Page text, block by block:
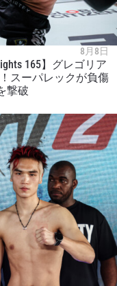
8月8日
165】グレゴリア
スーパレックが負傷
撃破